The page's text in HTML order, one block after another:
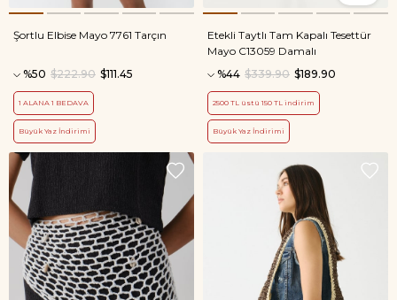
Şortlu Elbise Mayo 7761 Tarçın
%50 $111.45
$222.90
1 ALANA 1 BEDAVA
Büyük Yaz İndirimi
Etekli Taytlı Tam Kapalı Tesettür
Mayo C13059 Damalı
%44
$189.90
$339.90
2500 TL üstü 150 TL indirim
Büyük Yaz İndirimi